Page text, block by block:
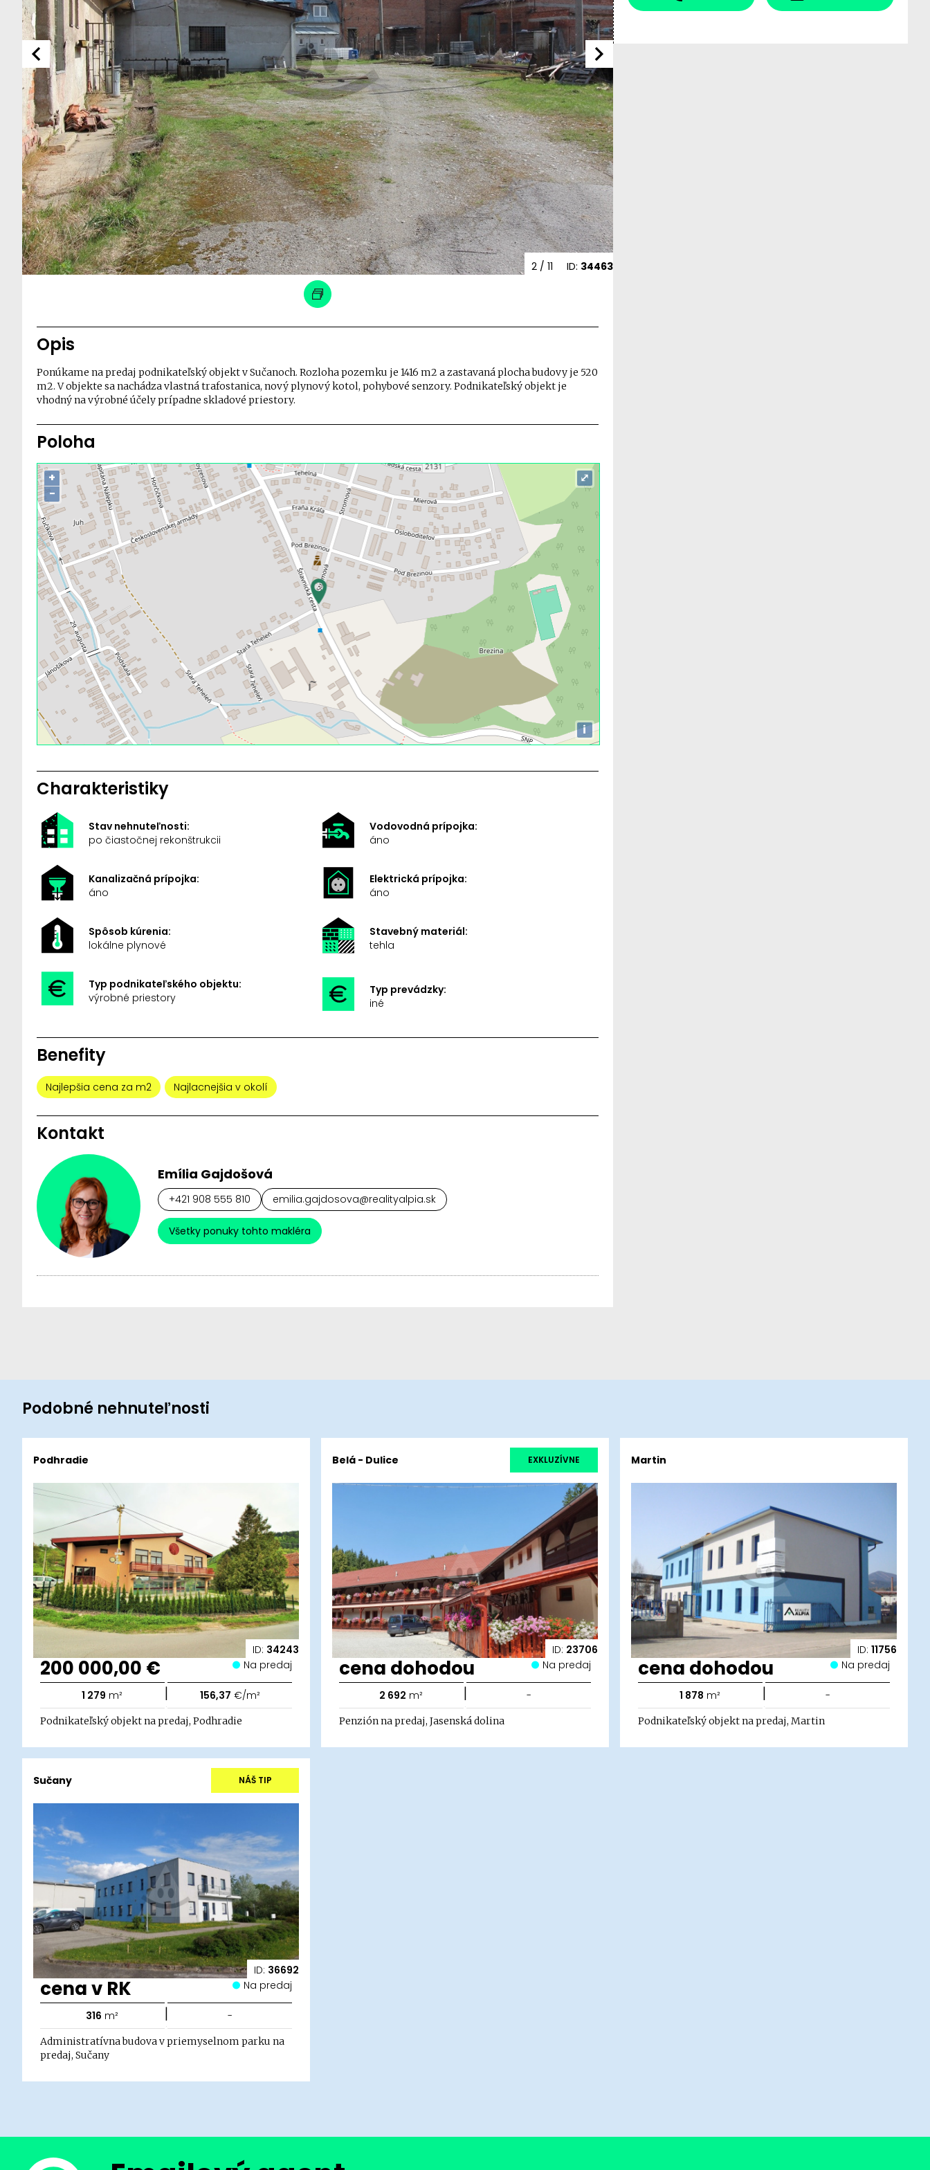
ID: 34463
2/ 11
Opis
Ponúkame na predaj podnikateľský objekt v Sučanoch. Rozloha pozemku je 1416 m2 a zastavaná plocha budovy je 520
m2. V objekte sa nachádza vlastná trafostanica, nový plynový kotol, pohybové senzory. Podnikateľský objekt je
vhodný na výrobné účely prípadne skladové priestory.
Poloha
+
−
i
⤢
Charakteristiky
Stav nehnuteľnosti:
po čiastočnej rekonštrukcii
Vodovodná prípojka:
áno
Kanalizačná prípojka:
áno
Elektrická prípojka:
áno
Spôsob kúrenia:
lokálne plynové
Stavebný materiál:
tehla
Typ podnikateľského objektu:
výrobné priestory
Typ prevádzky:
iné
Benefity
Najlepšia cena za m2 Najlacnejšia v okolí
Kontakt
Emília Gajdošová
+421 908 555 810 emilia.gajdosova@realityalpia.sk
Všetky ponuky tohto makléra
Podobné nehnuteľnosti
ID: 34243
Podhradie
200 000,00 € Na predaj
1 279 m² | 156,37 €/m²
Podnikateľský objekt na predaj, Podhradie
ID: 23706
Belá - Dulice EXKLUZÍVNE
cena dohodou Na predaj
2 692 m² | -
Penzión na predaj, Jasenská dolina
ID: 11756
Martin
cena dohodou Na predaj
1 878 m² | -
Podnikateľský objekt na predaj, Martin
ID: 36692
Sučany NÁŠ TIP
cena v RK Na predaj
316 m² | -
Administratívna budova v priemyselnom parku na
predaj, Sučany